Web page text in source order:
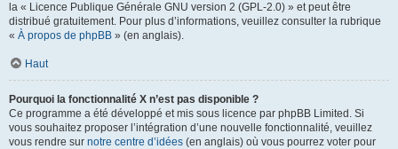
la « Licence Publique Générale GNU version 2 (GPL-2.0) » et peut être
distribué gratuitement. Pour plus d’informations, veuillez consulter la rubrique
« À propos de phpBB » (en anglais).
Haut
Pourquoi la fonctionnalité X n’est pas disponible ?
Ce programme a été développé et mis sous licence par phpBB Limited. Si
vous souhaitez proposer l’intégration d’une nouvelle fonctionnalité, veuillez
vous rendre sur notre centre d’idées (en anglais) où vous pourrez voter pour